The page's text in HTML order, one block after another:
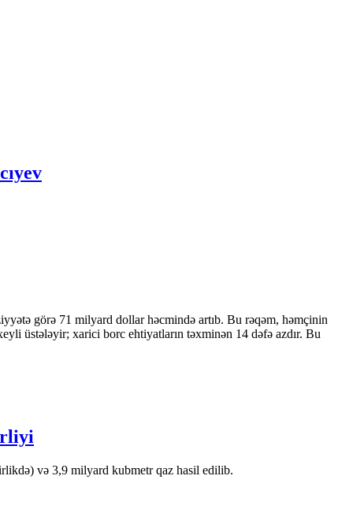
görə 71 milyard dollar həcmində artıb. Bu rəqəm, həmçinin
üstələyir; xarici borc ehtiyatların təxminən 14 dəfə azdır. Bu
və 3,9 milyard kubmetr qaz hasil edilib.